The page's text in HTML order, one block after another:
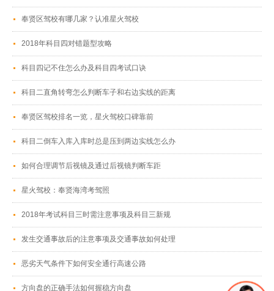
奉贤区驾校有哪几家？认准星火驾校
2018年科目四对错题型攻略
科目四记不住怎么办及科目四考试口诀
科目二直角转弯怎么判断车子和右边实线的距离
奉贤区驾校排名一览，星火驾校口碑靠前
科目二倒车入库入库时总是压到两边实线怎么办
如何合理调节后视镜及通过后视镜判断车距
星火驾校：奉贤海湾考驾照
2018年考试科目三时需注意事项及科目三新规
发生交通事故后的注意事项及交通事故如何处理
恶劣天气条件下如何安全通行高速公路
方向盘的正确手法如何握稳方向盘